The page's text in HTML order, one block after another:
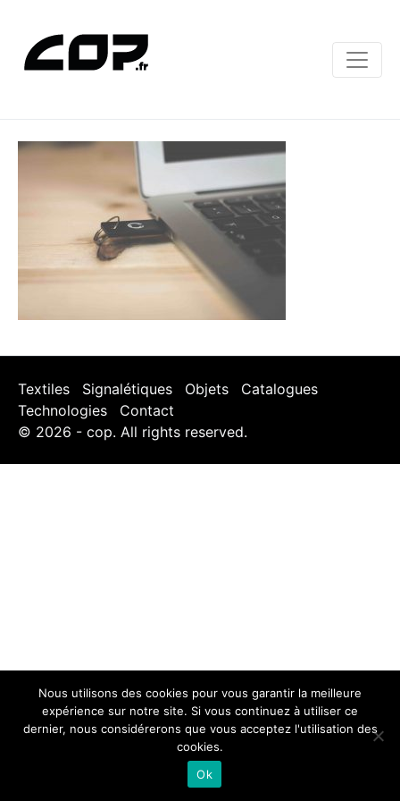
Textiles Signalétiques Objets
Catalogues
Technologies
Contact
© 2026 - cop. All rights reserved.
Nous utilisons des cookies pour vous garantir la meilleure
expérience sur notre site. Si vous continuez à utiliser ce
dernier, nous considérerons que vous acceptez l'utilisation des
cookies.
Ok